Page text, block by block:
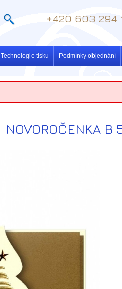
+420 603 294
Technologie tisku Podmínky objednání
NOVOROČENKA B